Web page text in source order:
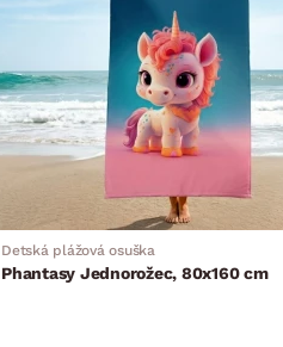
Detská plážová osuška
Phantasy Jednorožec, 80x160 cm